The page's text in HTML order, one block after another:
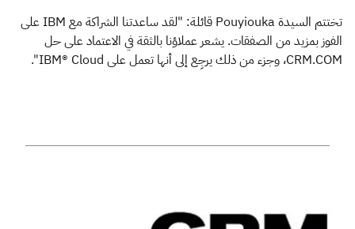
تختتم السيدة Pouyiouka قائلة: "لقد ساعدتنا الشراكة مع IBM على
الفوز بمزيد من الصفقات. يشعر عملاؤنا بالثقة في الاعتماد على حل
CRM.COM، وجزء من ذلك يرجِع إلى أنها تعمل على IBM® Cloud".